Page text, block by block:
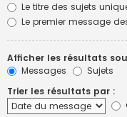
Le titre des sujets
Le premier message
Afficher les résultats
Messages
Sujets
Trier les résultats par :